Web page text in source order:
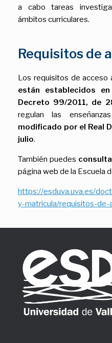
a cabo tareas
ámbitos curriculares.
Requisitos de
Los requisitos de acceso
están establecidos
Decreto 99/2011, de
regulan las
modificado por el Real
julio.
También puedes
página web de la Escuela
https://esduva.uva.es/
y-matricula/requisitos-de-